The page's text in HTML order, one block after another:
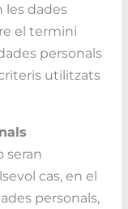
les dades
el termini
personals
utilitzats
seran
cas, en el
personals,